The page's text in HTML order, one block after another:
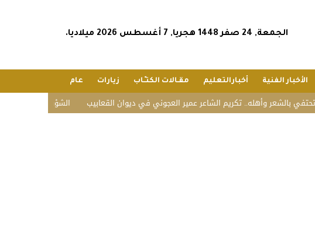
الجمعة, 24 صفر 1448 هجريا, 7 أغسطس 2026 ميلاديا.
الأخبار الفنية أخبارالتعليم مقـالات الكتـّـاب زيارات عام
الشؤون الإسلامية تستقبل ضيوف وأهله.. تكريم الشاعر عمير العجوني في ديوان القعابيب